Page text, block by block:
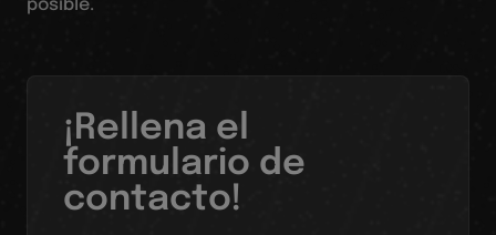
posible.
¡Rellena el
formulario de
contacto!